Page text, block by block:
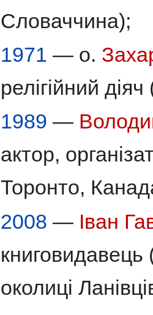
Словаччина);
1971 — о.
релігійний
1989 —
актор,
Торонто,
2008 — Іван
околиці